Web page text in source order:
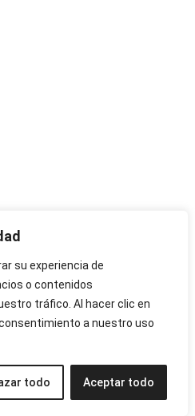
su experiencia de
o contenidos
tráfico. Al hacer clic en
a nuestro uso
todo Aceptar todo